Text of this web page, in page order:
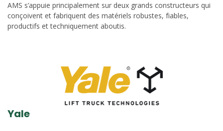
AMS s’appuie principalement sur deux grands constructeurs qui
conçoivent et fabriquent des matériels robustes, fiables,
productifs et techniquement aboutis.
Yale